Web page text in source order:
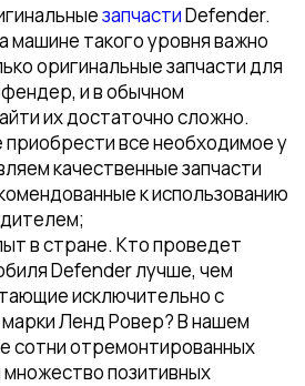
запчастиDefender.
машине такого уровня важно
оригинальные запчасти для
и в обычном
их достаточно сложно.
все необходимое у
качественные запчасти
к использованию
в стране. Кто проведет
Defender лучше, чем
исключительно с
Ленд Ровер? В нашем
сотни отремонтированных
позитивных